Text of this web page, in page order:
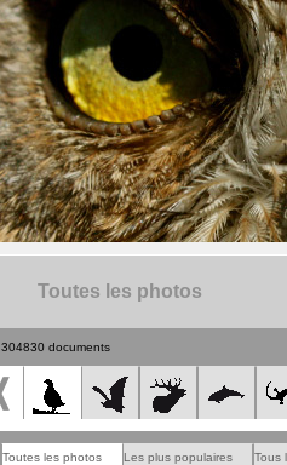
Toutes les photos
304830 documents
Toutes les photos Les plus populaires Tous